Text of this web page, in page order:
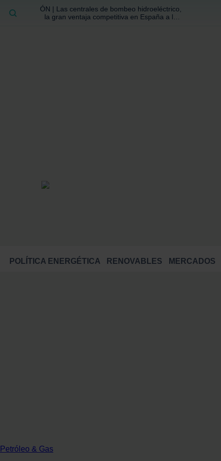
ÓN | Las centrales de bombeo hidroeléctrico,
la gran ventaja competitiva en España a la
POLÍTICA ENERGÉTICA RENOVABLES MERCADOS
BUSCAR
Petróleo & Gas